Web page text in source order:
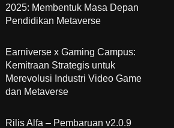
2025: Membentuk Masa Depan
Pendidikan Metaverse
Earniverse x Gaming Campus:
Kemitraan Strategis untuk
Merevolusi Industri Video Game
dan Metaverse
Rilis Alfa – Pembaruan v2.0.9